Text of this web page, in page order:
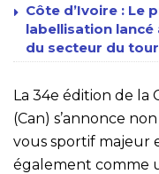
Côte d’Ivoire : Le
labellisation lancé
du secteur du
La 34e édition de la
(Can) s’annonce
vous sportif majeur
également comme